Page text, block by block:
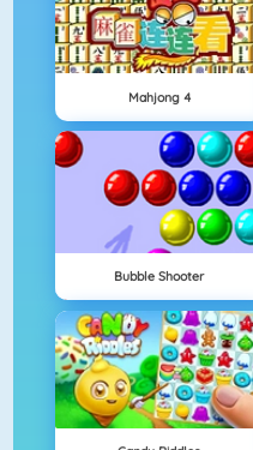
Mahjong 4
Bubble Shooter